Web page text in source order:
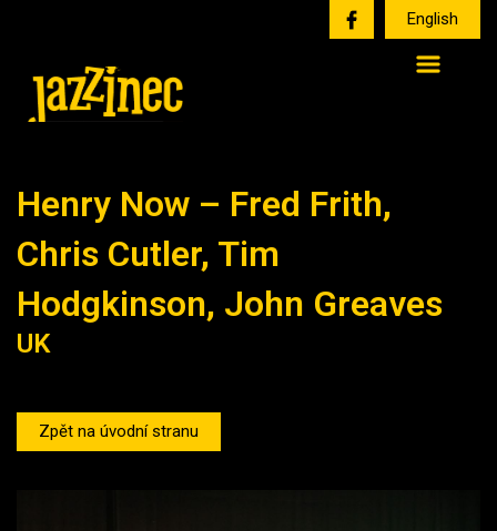
English
Henry Now – Fred Frith,
Chris Cutler, Tim
Hodgkinson, John Greaves
UK
Zpět na úvodní stranu